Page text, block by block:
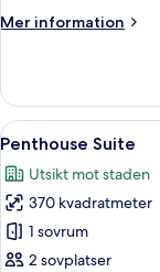
Mer information
Mer
Two-
Bedroom
Suite
Öppna
alla
foton
för
Penthouse
Suite
8
Penthouse Suite
Utsikt mot staden
370 kvadratmeter
1 sovrum
2 sovplatser